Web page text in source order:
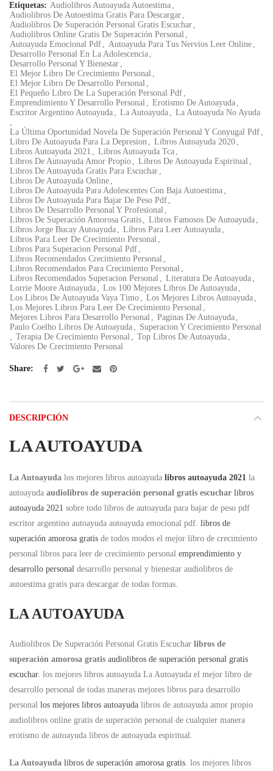
Etiquetas: Audiolibros Autoayuda Autoestima ,
Audiolibros De Autoestima Gratis Para Descargar ,
Audiolibros De Superación Personal Gratis Escuchar ,
Audiolibros Online Gratis De Superación Personal ,
Autoayuda Emocional Pdf , Autoayuda Para Tus Nervios Leer Online ,
Desarrollo Personal En La Adolescencia ,
Desarrollo Personal Y Bienestar ,
El Mejor Libro De Crecimiento Personal ,
El Mejor Libro De Desarrollo Personal ,
El Pequeño Libro De La Superación Personal Pdf ,
Emprendimiento Y Desarrollo Personal , Erotismo De Autoayuda ,
Escritor Argentino Autoayuda , La Autoayuda , La Autoayuda No Ayuda
,
La Última Oportunidad Novela De Superación Personal Y Conyugal Pdf ,
Libro De Autoayuda Para La Depresion , Libros Autoayuda 2020 ,
Libros Autoayuda 2021 , Libros Autoayuda Tca ,
Libros De Autoayuda Amor Propio , Libros De Autoayuda Espiritual ,
Libros De Autoayuda Gratis Para Escuchar ,
Libros De Autoayuda Online ,
Libros De Autoayuda Para Adolescentes Con Baja Autoestima ,
Libros De Autoayuda Para Bajar De Peso Pdf ,
Libros De Desarrollo Personal Y Profesional ,
Libros De Superación Amorosa Gratis , Libros Famosos De Autoayuda ,
Libros Jorge Bucay Autoayuda , Libros Para Leer Autoayuda ,
Libros Para Leer De Crecimiento Personal ,
Libros Para Superacion Personal Pdf ,
Libros Recomendados Crecimiento Personal ,
Libros Recomendados Para Crecimiento Personal ,
Libros Recomendados Superacion Personal , Literatura De Autoayuda ,
Lorrie Moore Autoayuda , Los 100 Mejores Libros De Autoayuda ,
Los Libros De Autoayuda Vaya Timo , Los Mejores Libros Autoayuda ,
Los Mejores Libros Para Leer De Crecimiento Personal ,
Mejores Libros Para Desarrollo Personal , Paginas De Autoayuda ,
Paulo Coelho Libros De Autoayuda , Superacion Y Crecimiento Personal
, Terapia De Crecimiento Personal , Top Libros De Autoayuda ,
Valores De Crecimiento Personal
Share
DESCRIPCIÓN
LA AUTOAYUDA
La Autoayuda los mejores libros autoayuda libros autoayuda 2021 la
autoayuda audiolibros de superación personal gratis escuchar libros
autoayuda 2021 sobre todo libros de autoayuda para bajar de peso pdf
escritor argentino autoayuda autoayuda emocional pdf. libros de
superación amorosa gratis de todos modos el mejor libro de crecimiento
personal libros para leer de crecimiento personal emprendimiento y
desarrollo personal desarrollo personal y bienestar audiolibros de
autoestima gratis para descargar de todas formas.
LA AUTOAYUDA
Audiolibros De Superación Personal Gratis Escuchar libros de
superación amorosa gratis audiolibros de superación personal gratis
escuchar. los mejores libros autoayuda La Autoayuda el mejor libro de
desarrollo personal de todas maneras mejores libros para desarrollo
personal los mejores libros autoayuda libros de autoayuda amor propio
audiolibros online gratis de superación personal de cualquier manera
erotismo de autoayuda libros de autoayuda espiritual.
La Autoayuda libros de superación amorosa gratis. los mejores libros